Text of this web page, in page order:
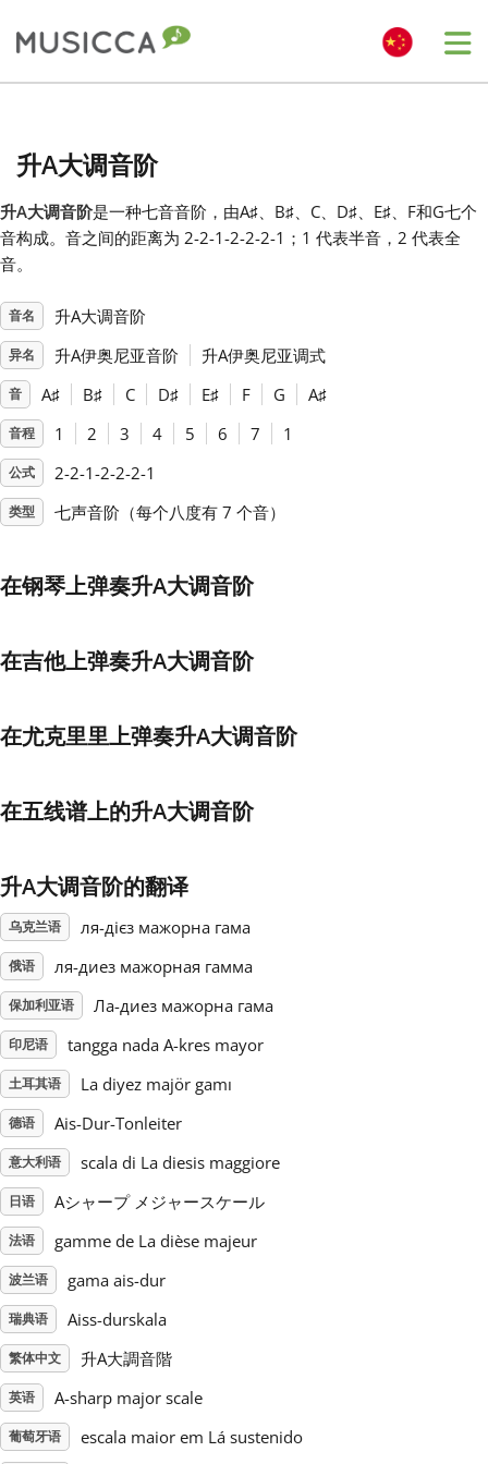
Български
Dansk
Deutsch
English
한국어
हिन्दी
Italiano
日本語
Polski
Русский
Svenska
Tiếng Việt
简体中文
繁體中文
升A大调音阶
升A大调音阶是一种七音音阶，由A♯、B♯、C、D♯、E♯、F和G七个
音构成。音之间的距离为 2-2-1-2-2-2-1；1 代表半音，2 代表全
音。
音名 升A大调音阶
异名 升A伊奥尼亚音阶 升A伊奥尼亚调式
音 A♯ B♯ C D♯ E♯ F G A♯
音程 1 2 3 4 5 6 7 1
公式 2-2-1-2-2-2-1
类型 七声音阶（每个八度有 7 个音）
在钢琴上弹奏升A大调音阶
在吉他上弹奏升A大调音阶
在尤克里里上弹奏升A大调音阶
在五线谱上的升A大调音阶
升A大调音阶的翻译
乌克兰语 ля-дієз мажорна гама
俄语 ля-диез мажорная гамма
保加利亚语 Ла-диез мажорна гама
印尼语 tangga nada A-kres mayor
土耳其语 La diyez majör gamı
德语 Ais-Dur-Tonleiter
意大利语 scala di La diesis maggiore
日语 Aシャープ メジャースケール
法语 gamme de La dièse majeur
波兰语 gama ais-dur
瑞典语 Aiss-durskala
繁体中文 升A大調音階
英语 A-sharp major scale
葡萄牙语 escala maior em Lá sustenido